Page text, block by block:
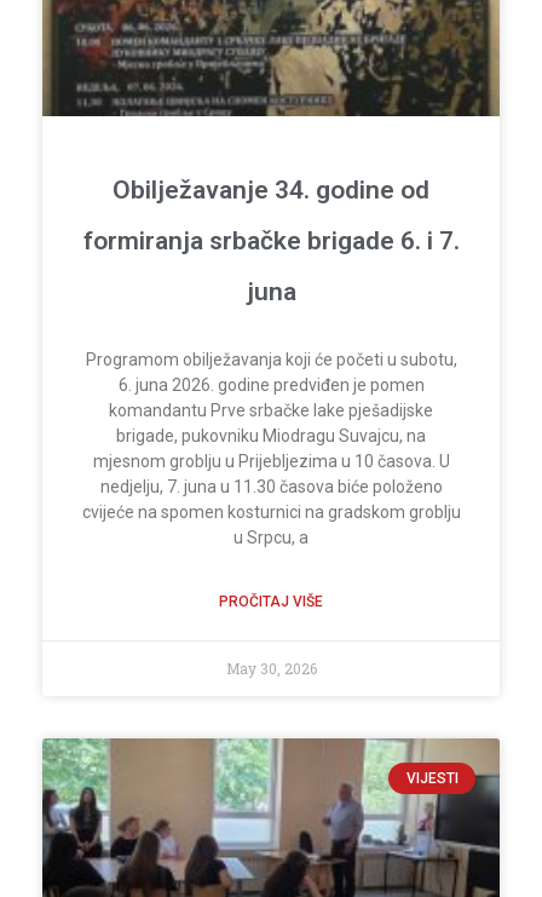
Obilježavanje 34. godine od
formiranja srbačke brigade 6. i 7.
juna
Programom obilježavanja koji će početi u subotu,
6. juna 2026. godine predviđen je pomen
komandantu Prve srbačke lake pješadijske
brigade, pukovniku Miodragu Suvajcu, na
mjesnom groblju u Prijebljezima u 10 časova. U
nedjelju, 7. juna u 11.30 časova biće položeno
cvijeće na spomen kosturnici na gradskom groblju
u Srpcu, a
PROČITAJ VIŠE
May 30, 2026
VIJESTI